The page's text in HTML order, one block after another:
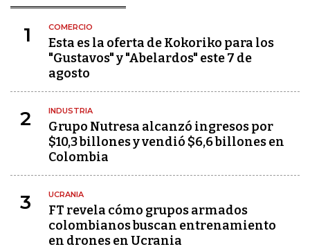
1 COMERCIO
Esta es la oferta de Kokoriko para los
"Gustavos" y "Abelardos" este 7 de
agosto
2 INDUSTRIA
Grupo Nutresa alcanzó ingresos por
$10,3 billones y vendió $6,6 billones en
Colombia
3 UCRANIA
FT revela cómo grupos armados
colombianos buscan entrenamiento
en drones en Ucrania